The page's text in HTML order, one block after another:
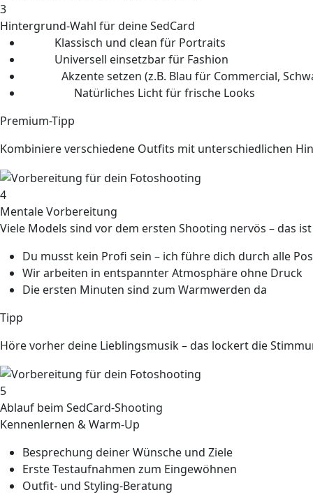
3
Hintergrund-Wahl für deine SedCard
Klassisch und clean für Portraits
Universell einsetzbar für Fashion
Akzente setzen (z.B. Blau für Commercial,
Natürliches Licht für frische Looks
Premium-Tipp
Kombiniere verschiedene Outfits mit unterschiedlichen
4
Mentale Vorbereitung
Viele Models sind vor dem ersten Shooting nervös – das
Du musst kein Profi sein – ich führe dich durch alle
Wir arbeiten in entspannter Atmosphäre ohne Druck
Die ersten Minuten sind zum Warmwerden da
Tipp
Höre vorher deine Lieblingsmusik – das lockert die
5
Ablauf beim SedCard-Shooting
Kennenlernen & Warm-Up
Besprechung deiner Wünsche und Ziele
Erste Testaufnahmen zum Eingewöhnen
Outfit- und Styling-Beratung